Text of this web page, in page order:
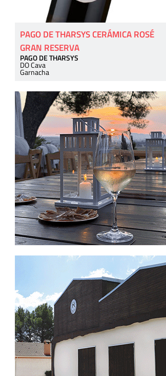
PAGO DE THARSYS CERÁMICA ROSÉ
GRAN RESERVA
PAGO DE THARSYS
DO Cava
Garnacha